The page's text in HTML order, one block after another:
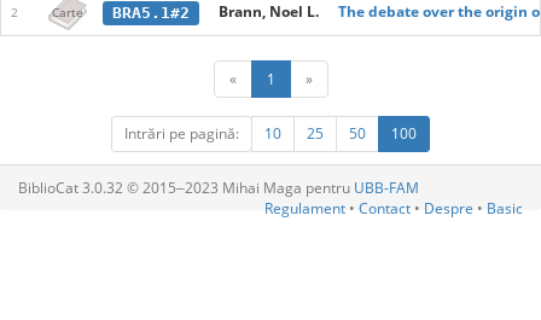
2 Carte BRA5.1#2 Brann, Noel L. The debate over the origin
« 1 »
Intrări pe pagină: 10 25 50 100
BiblioCat 3.0.32 © 2015‒2023 Mihai Maga pentru UBB-FAM
Regulament • Contact • Despre • Basic